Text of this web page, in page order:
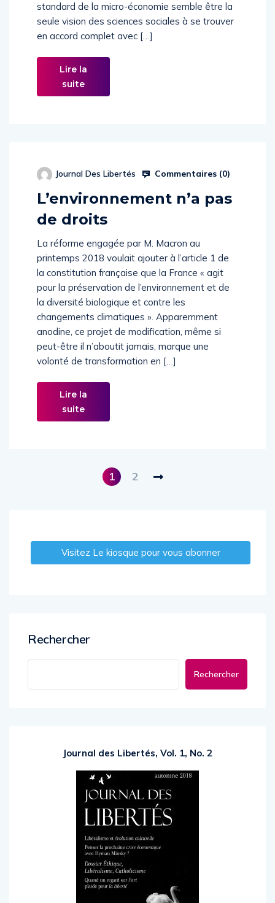
standard de la micro-économie semble être la
seule vision des sciences sociales à se trouver
en accord complet avec […]
Lire la
suite
Journal Des Libertés Commentaires (0)
L’environnement n’a pas
de droits
La réforme engagée par M. Macron au
printemps 2018 voulait ajouter à l’article 1 de
la constitution française que la France « agit
pour la préservation de l’environnement et de
la diversité biologique et contre les
changements climatiques ». Apparemment
anodine, ce projet de modification, même si
peut-être il n’aboutit jamais, marque une
volonté de transformation en […]
Lire la
suite
1 2
Visitez Le kiosque pour vous abonner
Rechercher
Rechercher
Journal des Libertés, Vol. 1, No. 2